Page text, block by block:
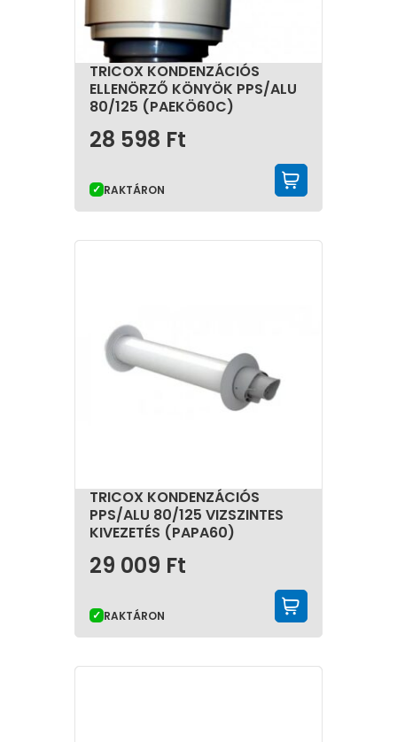
TRICOX KONDENZÁCIÓS
ELLENÖRZŐ KÖNYÖK PPS/ALU
80/125 (PAEKÖ60C)
28 598 Ft
RAKTÁRON
TRICOX KONDENZÁCIÓS
PPS/ALU 80/125 VIZSZINTES
KIVEZETÉS (PAPA60)
29 009 Ft
RAKTÁRON